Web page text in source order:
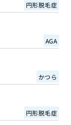
円形脱毛症
AGA
かつら
円形脱毛症